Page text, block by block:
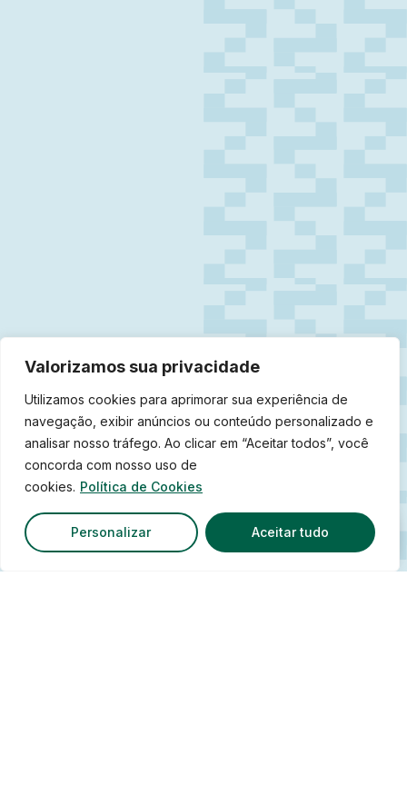
Valorizamos sua privacidade
Utilizamos cookies para aprimorar sua experiência de
navegação, exibir anúncios ou conteúdo personalizado e
analisar nosso tráfego. Ao clicar em “Aceitar todos”, você
concorda com nosso uso de
cookies. Política de Cookies
Personalizar Aceitar tudo